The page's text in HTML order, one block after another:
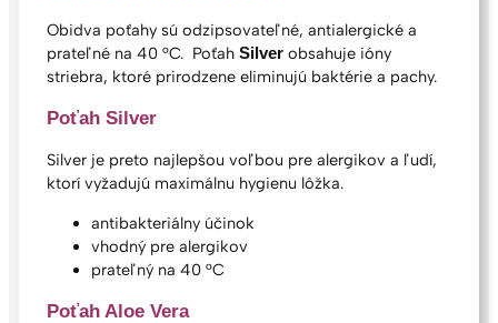
Obidva poťahy sú odzipsovateľné, antialergické a
prateľné na 40 °C. Poťah Silverobsahuje ióny
striebra, ktoré prirodzene eliminujú baktérie a pachy.
Poťah Silver
Silver je preto najlepšou voľbou pre alergikov a ľudí,
ktorí vyžadujú maximálnu hygienu lôžka.
antibakteriálny účinok
vhodný pre alergikov
prateľný na 40 °C
Poťah Aloe Vera